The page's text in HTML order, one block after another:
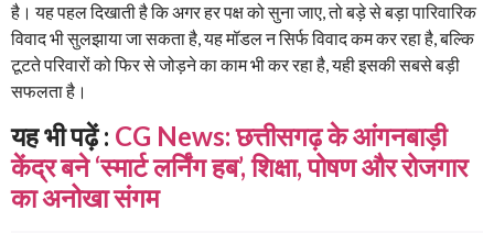
है। यह पहल दिखाती है कि अगर हर पक्ष को सुना जाए, तो बड़े से बड़ा पारिवारिक
विवाद भी सुलझाया जा सकता है, यह मॉडल न सिर्फ विवाद कम कर रहा है, बल्कि
टूटते परिवारों को फिर से जोड़ने का काम भी कर रहा है, यही इसकी सबसे बड़ी
सफलता है।
यह भी पढ़ें : CG News: छत्तीसगढ़ के आंगनबाड़ी
केंद्र बने ‘स्मार्ट लर्निंग हब’, शिक्षा, पोषण और रोजगार
का अनोखा संगम